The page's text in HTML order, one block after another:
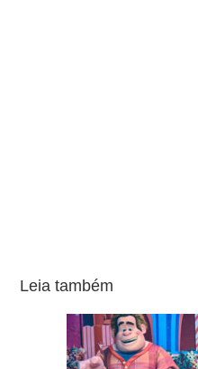
Leia também